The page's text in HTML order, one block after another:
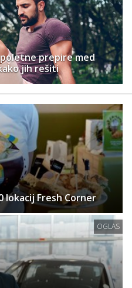
prepire med
jih rešiti
lokacij Fresh Corner
OGLAS